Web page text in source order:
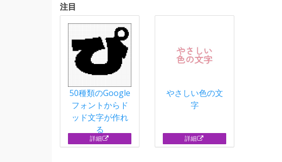
注目
50種類のGoogle
フォントからド
ッド文字が作れ
る
詳細
やさしい色の文
字
詳細